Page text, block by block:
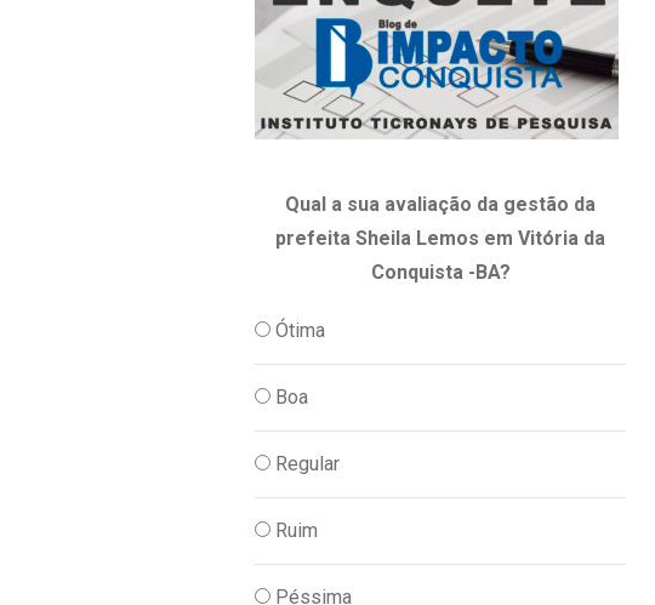
Qual a sua avaliação da gestão da
prefeita Sheila Lemos em Vitória da
Conquista -BA?
Ótima
Boa
Regular
Ruim
Péssima